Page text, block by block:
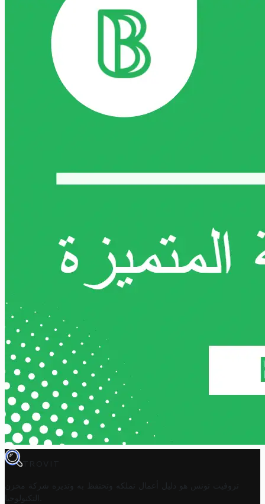
TROVIT
تروفيت تونس هو دليل أعمال تملكه وتحتفظ به وتديره
شركة مخزن
التكنولوجيا